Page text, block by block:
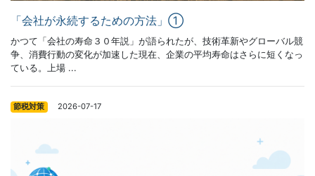
「会社が永続するための方法」①
かつて「会社の寿命３０年説」が語られたが、技術革新やグローバル競
争、消費行動の変化が加速した現在、企業の平均寿命はさらに短くなっ
ている。上場 ...
節税対策 2026-07-17